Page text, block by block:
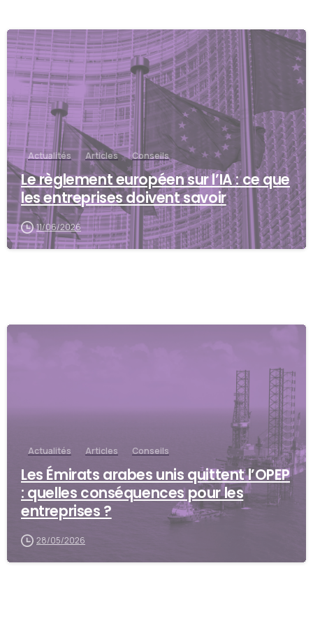
Actualités Articles Conseils
Le règlement européen sur l’IA : ce que
les entreprises doivent savoir
11/06/2026
Actualités Articles Conseils
Les Émirats arabes unis quittent l’OPEP
: quelles conséquences pour les
entreprises ?
28/05/2026